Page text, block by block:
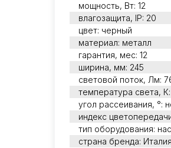
мощность, Вт: 12
влагозащита, IP: 20
цвет: черный
материал: металл
гарантия, мес: 12
ширина, мм: 245
световой поток, Лм:
температура света,
угол рассеивания, °:
индекс
тип оборудования:
страна бренда: Италия